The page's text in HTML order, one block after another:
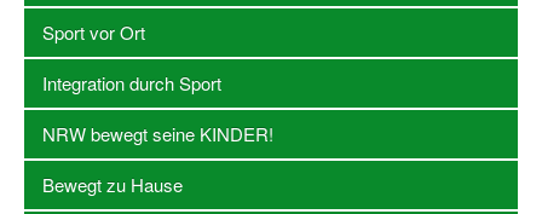
Fördermöglichkeiten
Vereinsberatung
Wege zur Kooperation
Villa Froschloch
Log-in "Vereine"
Sport vor Ort
Integration durch Sport
NRW bewegt seine KINDER!
Bewegt zu Hause